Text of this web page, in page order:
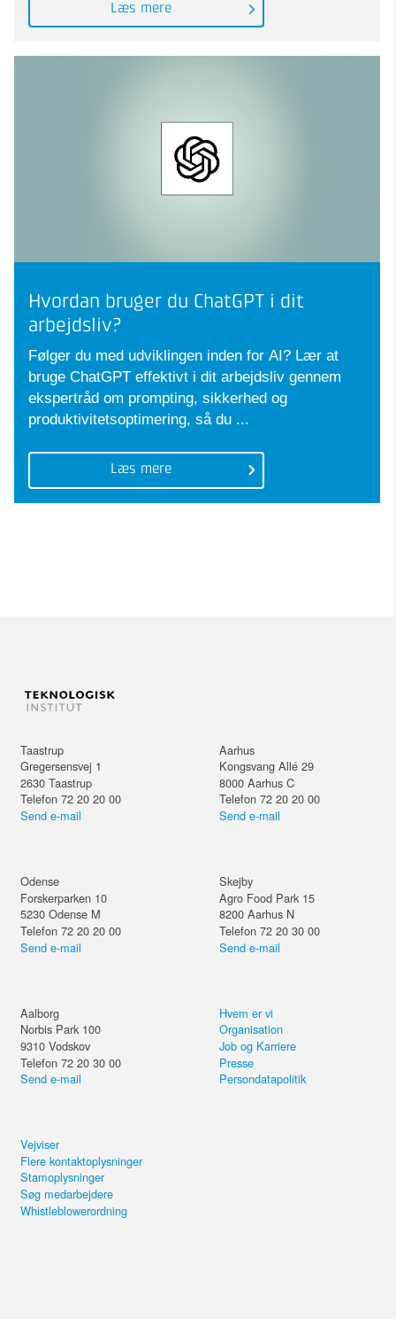
Læs mere
Hvordan bruger du ChatGPT i dit
arbejdsliv?
Følger du med udviklingen inden for AI? Lær at
bruge ChatGPT effektivt i dit arbejdsliv gennem
ekspertråd om prompting, sikkerhed og
produktivitetsoptimering, så du ...
Læs mere
Taastrup
Gregersensvej 1
2630 Taastrup
Telefon 72 20 20 00
Send e-mail
Aarhus
Kongsvang Allé 29
8000 Aarhus C
Telefon 72 20 20 00
Send e-mail
Odense
Forskerparken 10
5230 Odense M
Telefon 72 20 20 00
Send e-mail
Skejby
Agro Food Park 15
8200 Aarhus N
Telefon 72 20 30 00
Send e-mail
Aalborg
Norbis Park 100
9310 Vodskov
Telefon 72 20 30 00
Send e-mail
Hvem er vi
Organisation
Job og Karriere
Presse
Persondatapolitik
Vejviser
Flere kontaktoplysninger
Stamoplysninger
Søg medarbejdere
Whistleblowerordning